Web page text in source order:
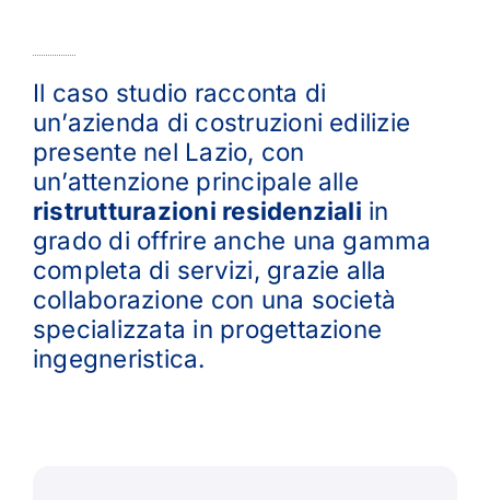
Il caso studio racconta di
un’azienda di costruzioni edilizie
presente nel Lazio, con
un’attenzione principale alle
ristrutturazioni residenziali in
grado di offrire anche una gamma
completa di servizi, grazie alla
collaborazione con una società
specializzata in progettazione
ingegneristica.